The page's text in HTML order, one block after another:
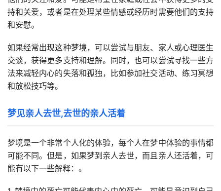
持和关爱，或者是在处理某些情感或经历时需要他们的支持
和安慰。
如果经常出现这种梦境，可以尝试与朋友、家人或心理医生
交谈，获得更多支持和理解。同时，也可以尝试寻找一些方
法来减轻内心的失落和孤独，比如参加社交活动、练习冥想
和放松技巧等。
梦见亲人去世,去世的亲人活着
梦境是一个非常个人化的体验，每个人在梦中体验的事情都
可能不同。但是，如果梦到亲人去世，而且亲人还活着，可
能有以下一些解释：。